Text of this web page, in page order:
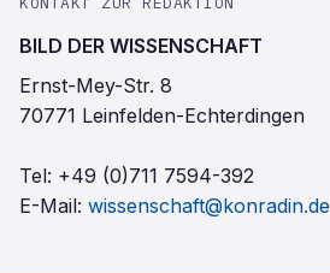
BILD DER WISSENSCHAFT
Ernst-Mey-Str. 8
70771 Leinfelden-Echterdingen
Tel: +49 (0)711 7594-392
E-Mail: wissenschaft@konradin.de